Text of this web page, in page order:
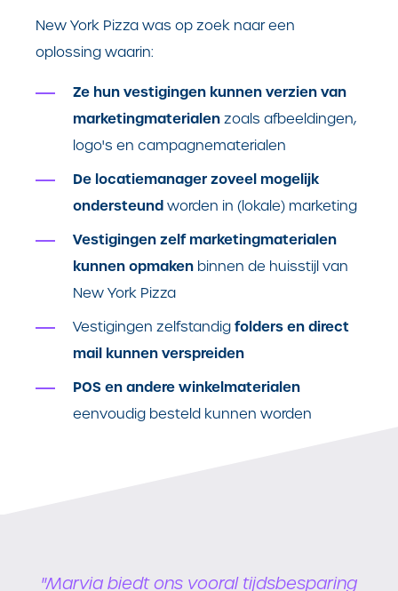
New York Pizza was op zoek naar een
oplossing waarin:
Ze hun vestigingen kunnen verzien van
marketingmaterialen zoals afbeeldingen,
logo's en campagnematerialen
De locatiemanager zoveel mogelijk
ondersteund worden in (lokale) marketing
Vestigingen zelf marketingmaterialen
kunnen opmaken binnen de huisstijl van
New York Pizza
Vestigingen zelfstandig folders en direct
mail kunnen verspreiden
POS en andere winkelmaterialen
eenvoudig besteld kunnen worden
"Marvia biedt ons vooral tijdsbesparing